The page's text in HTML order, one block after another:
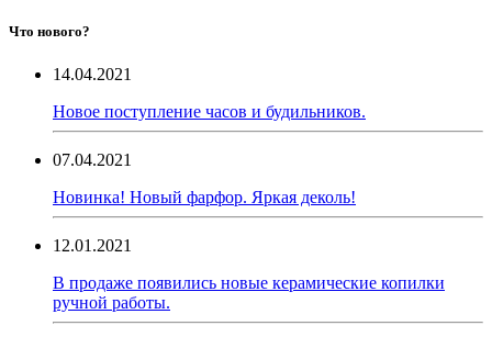
Что нового?
14.04.2021
Новое поступление часов и будильников.
07.04.2021
Новинка! Новый фарфор. Яркая деколь!
12.01.2021
В продаже появились новые керамические копилки
ручной работы.